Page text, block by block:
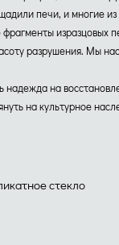
печи, и многие
изразцовых
разрушения. Мы
надежда на
на культурное
стекло